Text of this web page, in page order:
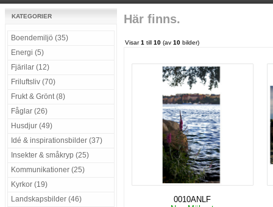
KATEGORIER
Boendemiljö (35)
Energi (5)
Fjärilar (12)
Friluftsliv (70)
Frukt & Grönt (8)
Fåglar (26)
Husdjur (49)
Idé & inspirationsbilder (37)
Insekter & småkryp (25)
Kommunikationer (25)
Kyrkor (19)
Landskapsbilder (46)
Här finns.
Visar1 till 10 (av 10 bilder)
0010ANLF